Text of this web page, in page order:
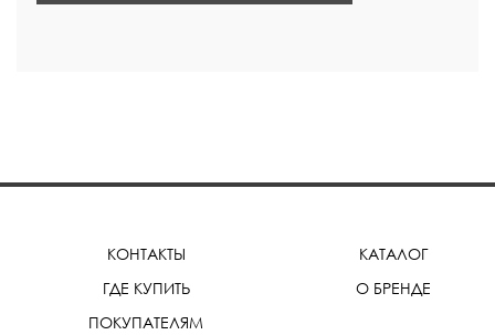
КОНТАКТЫ
ГДЕ КУПИТЬ
ПОКУПАТЕЛЯМ
КАТАЛОГ
О БРЕНДЕ